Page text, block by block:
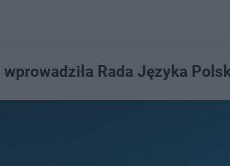
Rada Języka